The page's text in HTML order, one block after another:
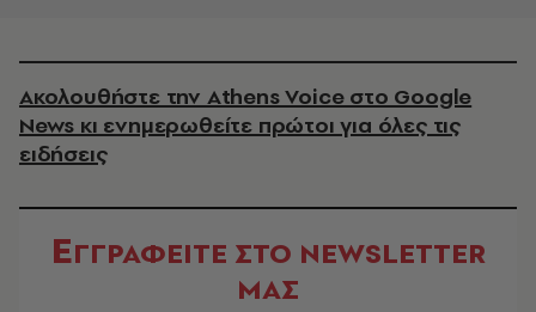
Ακολουθήστε την Athens Voice στο Google
News κι ενημερωθείτε πρώτοι για όλες τις
ειδήσεις
ΕΓΓΡΑΦΕΙΤΕ ΣΤΟ NEWSLETTER
ΜΑΣ